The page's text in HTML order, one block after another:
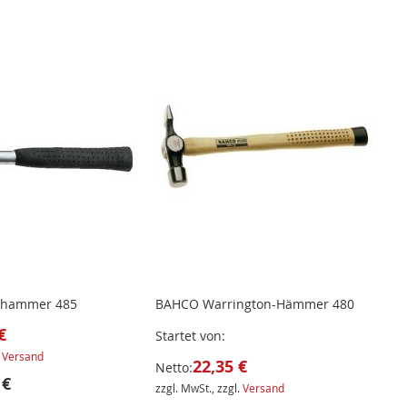
485
Versand
BAHCO Warrington-Hämmer 480
Startet von
Netto:22,35 €
zzgl. MwSt., zzgl.Versand